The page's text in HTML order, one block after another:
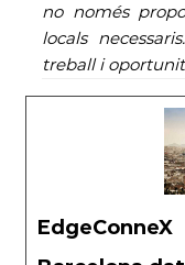
no només
locals
treball i